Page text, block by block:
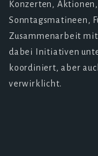
Konzerten,
Sonntagsmatineen,
Zusammenarbeit
dabei Initiativen
koordiniert, aber
verwirklicht.